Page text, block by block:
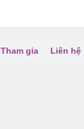
Tham gia Liên hệ